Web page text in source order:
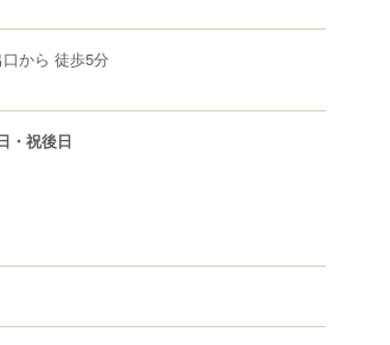
から 徒歩5分
・祝後日